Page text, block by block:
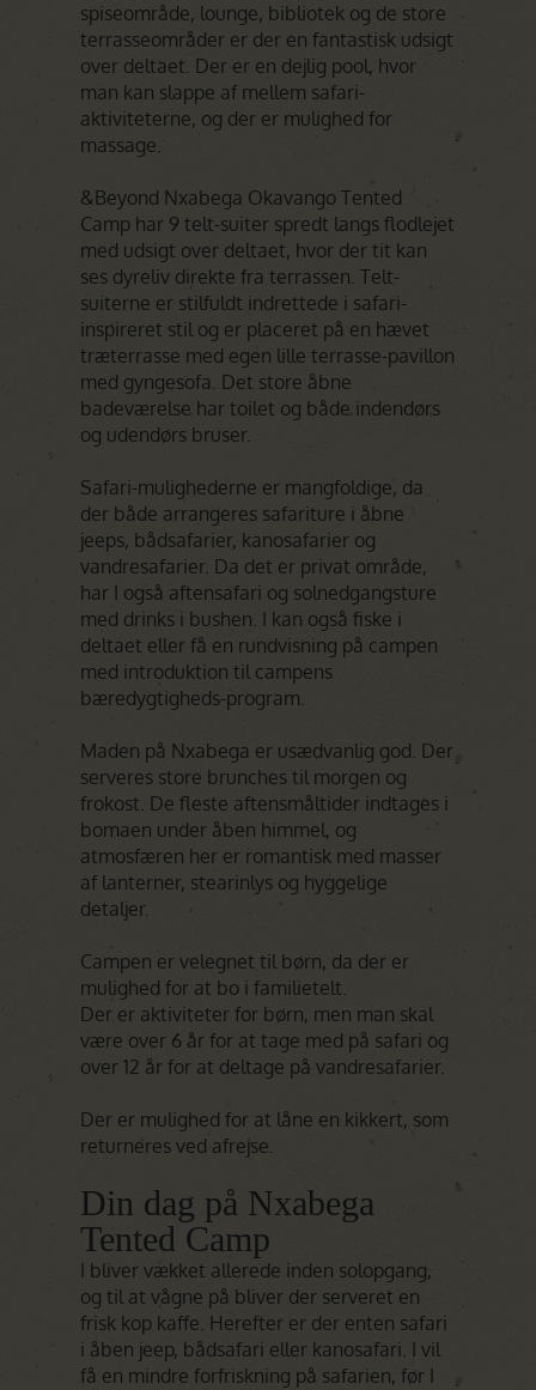
spiseområde, lounge, bibliotek og de store
terrasseområder er der en fantastisk udsigt
over deltaet. Der er en dejlig pool, hvor
man kan slappe af mellem safari-
aktiviteterne, og der er mulighed for
massage.
&Beyond Nxabega Okavango Tented
Camp har 9 telt-suiter spredt langs flodlejet
med udsigt over deltaet, hvor der tit kan
ses dyreliv direkte fra terrassen. Telt-
suiterne er stilfuldt indrettede i safari-
inspireret stil og er placeret på en hævet
træterrasse med egen lille terrasse-pavillon
med gyngesofa. Det store åbne
badeværelse har toilet og både indendørs
og udendørs bruser.
Safari-mulighederne er mangfoldige, da
der både arrangeres safariture i åbne
jeeps, bådsafarier, kanosafarier og
vandresafarier. Da det er privat område,
har I også aftensafari og solnedgangsture
med drinks i bushen. I kan også fiske i
deltaet eller få en rundvisning på campen
med introduktion til campens
bæredygtigheds-program.
Maden på Nxabega er usædvanlig god. Der
serveres store brunches til morgen og
frokost. De fleste aftensmåltider indtages i
bomaen under åben himmel, og
atmosfæren her er romantisk med masser
af lanterner, stearinlys og hyggelige
detaljer.
Campen er velegnet til børn, da der er
mulighed for at bo i familietelt.
Der er aktiviteter for børn, men man skal
være over 6 år for at tage med på safari og
over 12 år for at deltage på vandresafarier.
Der er mulighed for at låne en kikkert, som
returneres ved afrejse.
Din dag på Nxabega
Tented Camp
I bliver vækket allerede inden solopgang,
og til at vågne på bliver der serveret en
frisk kop kaffe. Herefter er der enten safari
i åben jeep, bådsafari eller kanosafari. I vil
få en mindre forfriskning på safarien, før I